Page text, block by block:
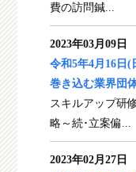
費の訪問鍼...
2023年03月09日
令和5年4月16日
巻き込む業界団
スキルアップ研
略～続･立案偏...
2023年02月27日